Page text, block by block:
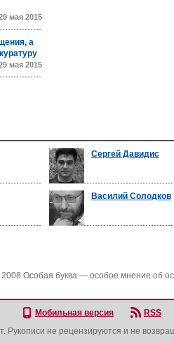
мая 2015
а
мая 2015
Сергей Давидис
Василий Солодков
Особая буква — особое мнение об
Мобильная версия
RSS
Рукописи не рецензируются и не